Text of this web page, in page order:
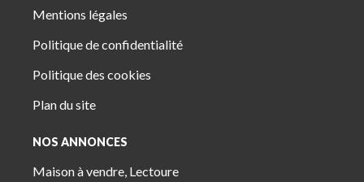
Mentions légales
Politique de confidentialité
Politique des cookies
Plan du site
NOS ANNONCES
Maison à vendre, Lectoure